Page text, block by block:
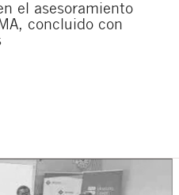
el asesoramiento
concluido con